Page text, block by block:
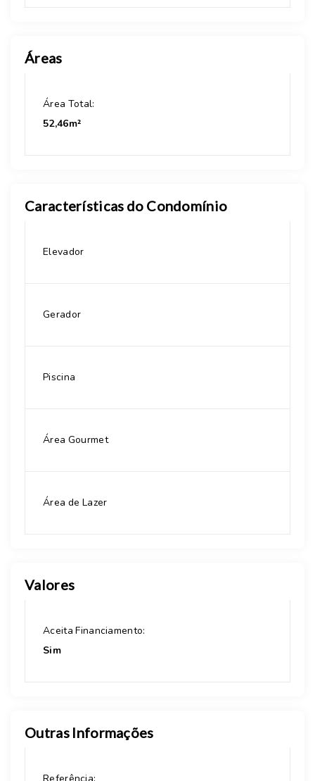
Áreas
Área Total:
52,46m²
Características do Condomínio
Elevador
Gerador
Piscina
Área Gourmet
Área de Lazer
Valores
Aceita Financiamento:
Sim
Outras Informações